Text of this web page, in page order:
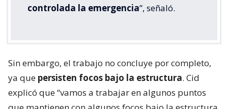
controlada la emergencia”, señaló.
Sin embargo, el trabajo no concluye por completo,
ya que persisten focos bajo la estructura. Cid
explicó que “vamos a trabajar en algunos puntos